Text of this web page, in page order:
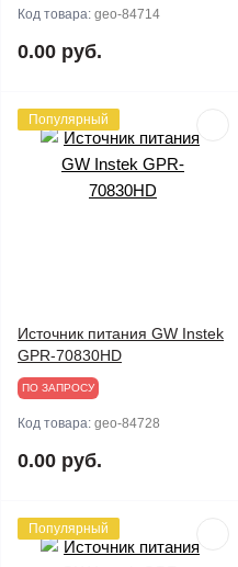
Код товара: geo-84714
0.00 руб.
Популярный
Источник питания GW Instek
GPR-70830HD
ПО ЗАПРОСУ
Код товара: geo-84728
0.00 руб.
Популярный